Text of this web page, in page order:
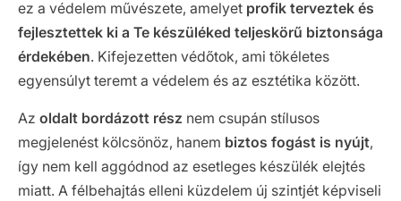
ez a védelem művészete, amelyet profik terveztek és
fejlesztettek ki a Te készüléked teljeskörű biztonsága
érdekében. Kifejezetten védőtok, ami tökéletes
egyensúlyt teremt a védelem és az esztétika között.
Az oldalt bordázott rész nem csupán stílusos
megjelenést kölcsönöz, hanem biztos fogást is nyújt,
így nem kell aggódnod az esetleges készülék elejtés
miatt. A félbehajtás elleni küzdelem új szintjét képviseli